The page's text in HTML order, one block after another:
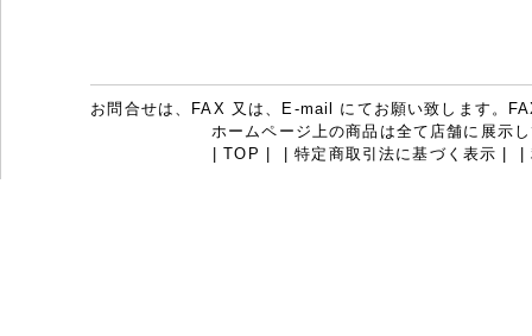
お問合せは、FAX 又は、E-mail にてお願い致します。
ホームページ上の商品は全て店舗に展示
|TOP |特定商取引法に基づく表示 |